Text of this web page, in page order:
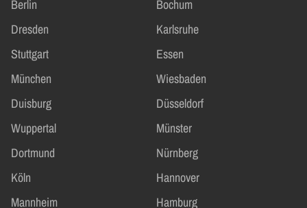
Berlin
Bochum
Dresden
Karlsruhe
Stuttgart
Essen
München
Wiesbaden
Duisburg
Düsseldorf
Wuppertal
Münster
Dortmund
Nürnberg
Köln
Hannover
Mannheim
Hamburg